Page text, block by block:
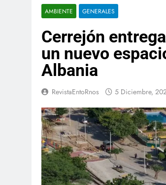
AMBIENTE GENERALES
Cerrejón
un nuevo
Albania
RevistaEntoRnos 5 Diciembre,